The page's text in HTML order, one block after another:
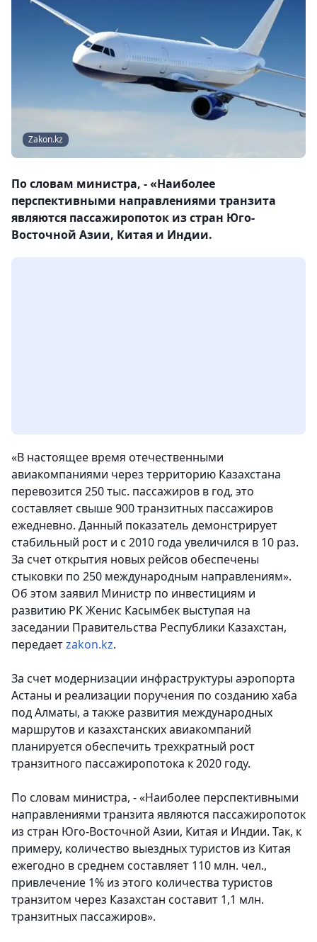
Zakon.kz
По словам министра, - «Наиболее
перспективными направлениями транзита
являются пассажиропоток из стран Юго-
Восточной Азии, Китая и Индии.
«В настоящее время отечественными
авиакомпаниями через территорию Казахстана
перевозится 250 тыс. пассажиров в год, это
составляет свыше 900 транзитных пассажиров
ежедневно. Данный показатель демонстрирует
стабильный рост и с 2010 года увеличился в 10 раз.
За счет открытия новых рейсов обеспечены
стыковки по 250 международным направлениям».
Об этом заявил Министр по инвестициям и
развитию РК Женис Касымбек выступая на
заседании Правительства Республики Казахстан,
передаетzakon.kz.
За счет модернизации инфраструктуры аэропорта
Астаны и реализации поручения по созданию хаба
под Алматы, а также развития международных
маршрутов и казахстанских авиакомпаний
планируется обеспечить трехкратный рост
транзитного пассажиропотока к 2020 году.
По словам министра, - «Наиболее перспективными
направлениями транзита являются пассажиропоток
из стран Юго-Восточной Азии, Китая и Индии. Так, к
примеру, количество выездных туристов из Китая
ежегодно в среднем составляет 110 млн. чел.,
привлечение 1% из этого количества туристов
транзитом через Казахстан составит 1,1 млн.
транзитных пассажиров».